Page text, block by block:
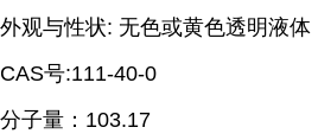
外观与性状: 无色或黄色透明液
CAS号:111-40-0
分子量： 103.17